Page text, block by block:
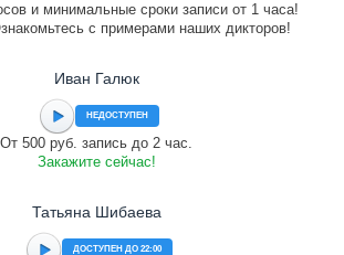
и минимальные сроки записи от 1 часа!
с примерами наших дикторов!
Иван Галюк
НЕДОСТУПЕН
От 500 руб. запись до 2 час.
Закажите сейчас!
Татьяна Шибаева
ДОСТУПЕН ДО 22:00